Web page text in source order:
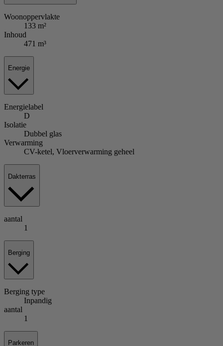
Woonoppervlakte
133 m²
Inhoud
471 m³
Energie
Energielabel
D
Isolatie
Dubbel glas
Verwarming
CV-ketel, Vloerverwarming geheel
Dakterras
aantal
1
Berging
Berging type
Inpandig
aantal
1
Parkeren